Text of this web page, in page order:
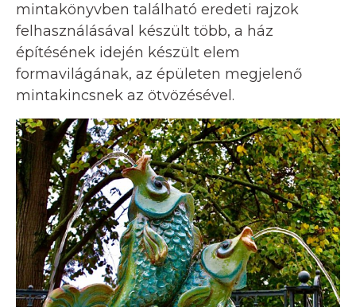
mintakönyvben található eredeti rajzok
felhasználásával készült több, a ház
építésének idején készült elem
formavilágának, az épületen megjelenő
mintakincsnek az ötvözésével.